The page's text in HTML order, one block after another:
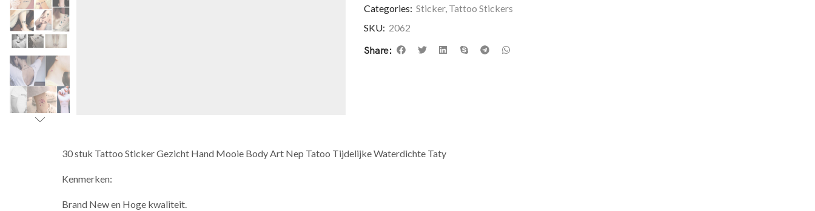
Categories: Sticker, Tattoo Stickers
SKU: 2062
Share:
30 stuk Tattoo Sticker Gezicht Hand Mooie Body Art Nep Tatoo Tijdelijke Waterdichte Taty
Kenmerken:
Brand New en Hoge kwaliteit.